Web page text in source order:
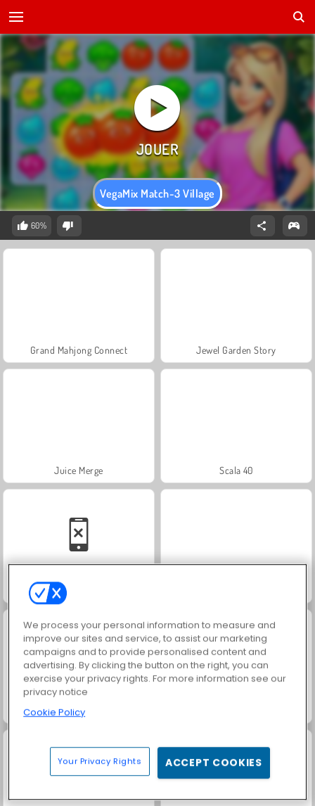
VegaMix Match-3 Village
60%
Grand Mahjong Connect Jewel Garden Story
Juice Merge Scala 40
Solitaire Social
Masha and the Bear: Meadows
We process your personal information to measure and
improve our sites and service, to assist our marketing
campaigns and to provide personalised content and
advertising. By clicking the button on the right, you can
exercise your privacy rights. For more information see our
privacy notice
Cookie Policy
Your Privacy Rights ACCEPT COOKIES